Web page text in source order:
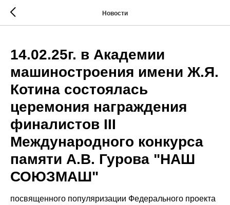
Новости
14.02.25г. в Академии
машиностроения имени Ж.Я.
Котина состоялась
церемония награждения
финалистов III
Международного конкурса
памяти А.В. Гурова "НАШ
СОЮЗМАШ"
посвященного популяризации Федерального проекта